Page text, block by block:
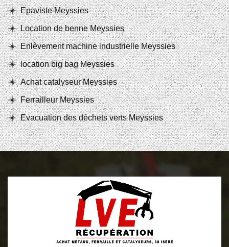
Epaviste Meyssies
Location de benne Meyssies
Enlèvement machine industrielle Meyssies
location big bag Meyssies
Achat catalyseur Meyssies
Ferrailleur Meyssies
Evacuation des déchets verts Meyssies